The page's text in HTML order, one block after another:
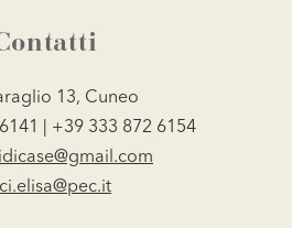
13, Cuneo
| +39 333 872 6154